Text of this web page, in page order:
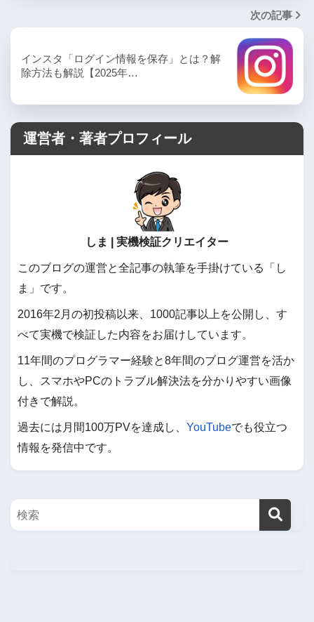
次の記事
インスタ「ログイン情報を保存」とは？解
除方法も解説【2025年…
運営者・著者プロフィール
しま | 実機検証クリエイター
このブログの運営と全記事の執筆を手掛けている「し
ま」です。
2016年2月の初投稿以来、1000記事以上を公開し、す
べて実機で検証した内容をお届けしています。
11年間のプログラマー経験と8年間のブログ運営を活か
し、スマホやPCのトラブル解決法を分かりやすい画像
付きで解説。
過去には月間100万PVを達成し、 YouTubeでも役立つ
情報を発信中です。